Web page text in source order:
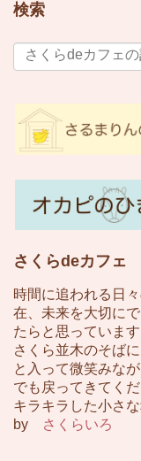
検索
さくらdeカフェ
時間に追われる日
在、未来を大切に
たらと思っています
さくら並木のそば
と入って微笑みな
でも戻ってきてくだ
キラキラした小さ
by
さくらいろ